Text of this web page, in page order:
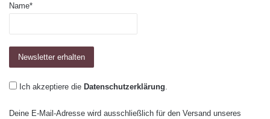
Name*
Ich akzeptiere die Datenschutzerklärung.
Deine E-Mail-Adresse wird ausschließlich für den Versand unseres